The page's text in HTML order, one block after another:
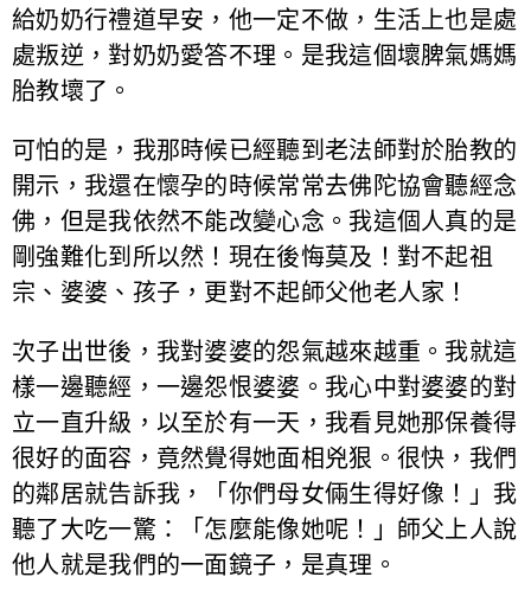
給奶奶行禮道早安，他一定不做，生活上也是處
處叛逆，對奶奶愛答不理。是我這個壞脾氣媽媽
胎教壞了。
可怕的是，我那時候已經聽到老法師對於胎教的
開示，我還在懷孕的時候常常去佛陀協會聽經念
佛，但是我依然不能改變心念。我這個人真的是
剛強難化到所以然！現在後悔莫及！對不起祖
宗、婆婆、孩子，更對不起師父他老人家！
次子出世後，我對婆婆的怨氣越來越重。我就這
樣一邊聽經，一邊怨恨婆婆。我心中對婆婆的對
立一直升級，以至於有一天，我看見她那保養得
很好的面容，竟然覺得她面相兇狠。很快，我們
的鄰居就告訴我，「你們母女倆生得好像！」我
聽了大吃一驚：「怎麼能像她呢！」師父上人說
他人就是我們的一面鏡子，是真理。